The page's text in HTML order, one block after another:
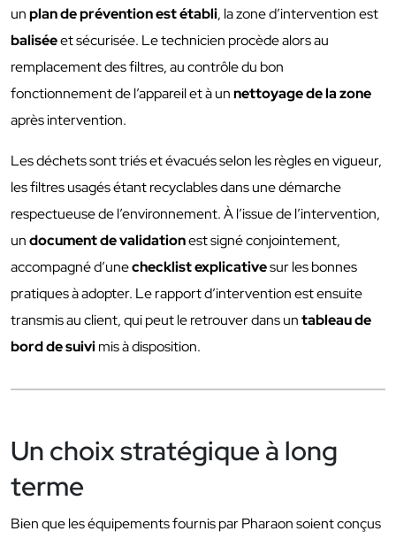
unplan de prévention est établi, la zone d’intervention est
baliséeet sécurisée. Le technicien procède alors au
remplacement des filtres, au contrôle du bon
fonctionnement de l’appareil et à unnettoyage de la zone
après intervention.
Les déchets sont triés et évacués selon les règles en vigueur,
les filtres usagés étant recyclables dans une démarche
respectueuse de l’environnement. À l’issue de l’intervention,
undocument de validationest signé conjointement,
accompagné d’unechecklist explicativesur les bonnes
pratiques à adopter. Le rapport d’intervention est ensuite
transmis au client, qui peut le retrouver dans untableau de
bord de suivimis à disposition.
Un choix stratégique à long
terme
Bien que les équipements fournis par Pharaon soient conçus